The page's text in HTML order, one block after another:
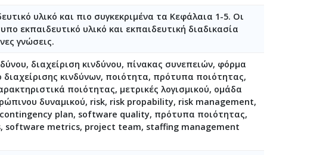
υλικό και πιο συγκεκριμένα τα Κεφάλαια 1-5. Οι
εκπαιδευτικό υλικό και εκπαιδευτική διαδικασία
γνώσεις.
διαχείριση κινδύνου, πίνακας συνεπειών, φόρμα
κινδύνων, ποιότητα, πρότυπα ποιότητας,
ποιότητας, μετρικές λογισμικού, ομάδα
δυναμικού, risk, risk propability, risk management,
plan, software quality, πρότυπα ποιότητας,
metrics, project team, staffing management